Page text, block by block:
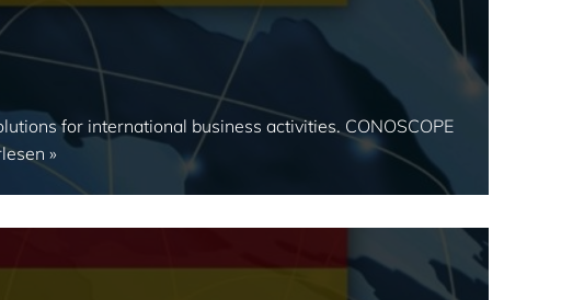
for international business activities. CONOSCOPE
»